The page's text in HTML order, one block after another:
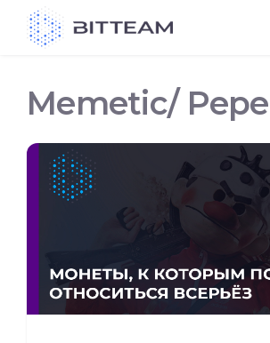
Memetic/